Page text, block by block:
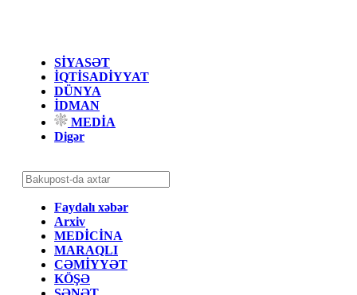
SİYASƏT
İQTİSADİYYAT
DÜNYA
İDMAN
MEDİA
Digər
Faydalı xəbər
Arxiv
MEDİCİNA
MARAQLI
CƏMİYYƏT
KÖŞƏ